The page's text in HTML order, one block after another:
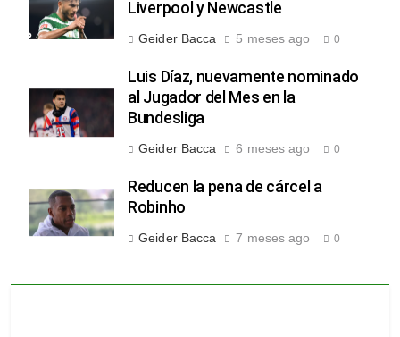
Liverpool y Newcastle
Geider Bacca 5 meses ago 0
Luis Díaz, nuevamente nominado
al Jugador del Mes en la
Bundesliga
Geider Bacca 6 meses ago 0
Reducen la pena de cárcel a
Robinho
Geider Bacca 7 meses ago 0